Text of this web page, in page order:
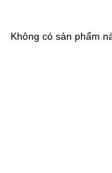
Không có sản phẩm